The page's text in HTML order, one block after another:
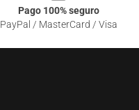
Pago 100% seguro
PayPal / MasterCard / Visa